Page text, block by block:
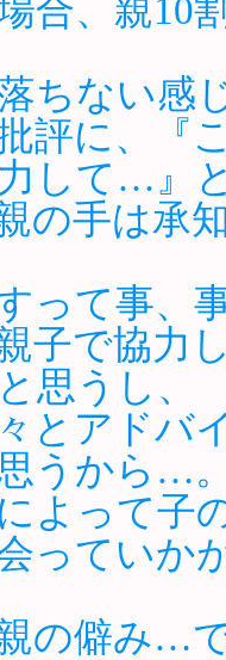
合、親
ちない感
評に、『
して…』
の手は承
って事、
子で協力
思うし、
とアドバ
うから…
よって子
っていか
の僻み…